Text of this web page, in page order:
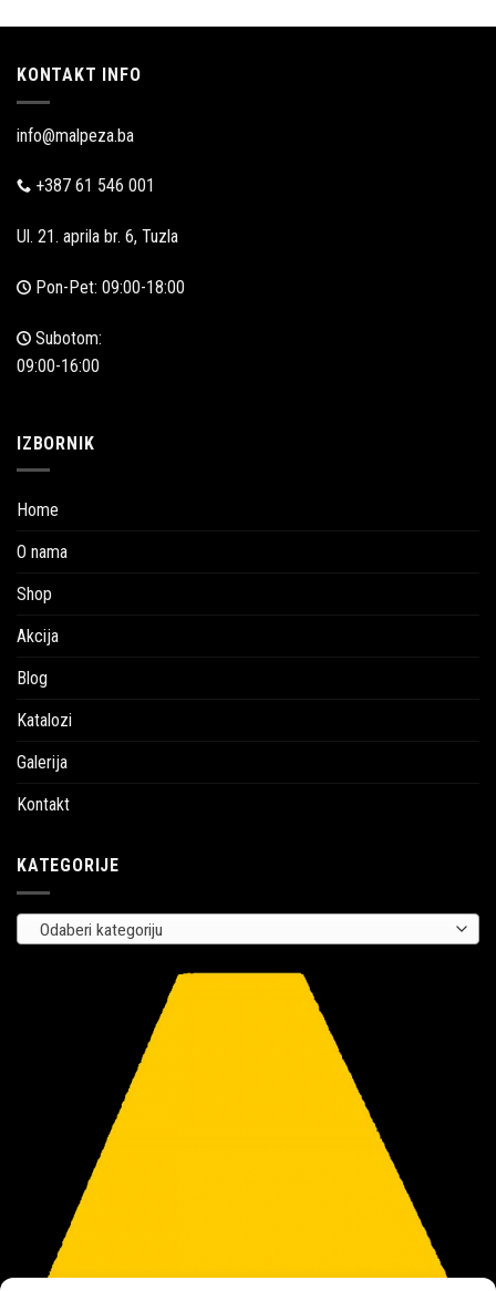
KONTAKT INFO
info@malpeza.ba
+387 61 546 001
Ul. 21. aprila br. 6, Tuzla
Pon-Pet: 09:00-18:00
Subotom:
09:00-16:00
IZBORNIK
Home
O nama
Shop
Akcija
Blog
Katalozi
Galerija
Kontakt
KATEGORIJE
Odaberi kategoriju